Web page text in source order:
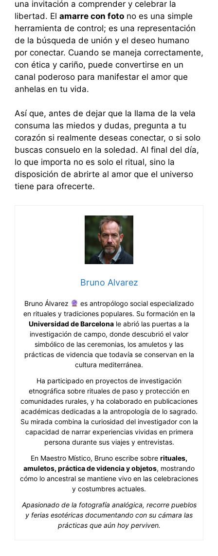
una invitación a comprender y celebrar la
libertad. El amarre con foto no es una simple
herramienta de control; es una representación
de la búsqueda de unión y el deseo humano
por conectar. Cuando se maneja correctamente,
con ética y cariño, puede convertirse en un
canal poderoso para manifestar el amor que
anhelas en tu vida.
Así que, antes de dejar que la llama de la vela
consuma las miedos y dudas, pregunta a tu
corazón si realmente deseas conectar, o si solo
buscas consuelo en la soledad. Al final del día,
lo que importa no es solo el ritual, sino la
disposición de abrirte al amor que el universo
tiene para ofrecerte.
Bruno Alvarez
Bruno Álvarez
es antropólogo social especializado
en rituales y tradiciones populares. Su formación en la
Universidad de Barcelona le abrió las puertas a la
investigación de campo, donde descubrió el valor
simbólico de las ceremonias, los amuletos y las
prácticas de videncia que todavía se conservan en la
cultura mediterránea.
Ha participado en proyectos de investigación
etnográfica sobre rituales de paso y protección en
comunidades rurales, y ha colaborado en publicaciones
académicas dedicadas a la antropología de lo sagrado.
Su mirada combina la curiosidad del investigador con la
capacidad de narrar experiencias vividas en primera
persona durante sus viajes y entrevistas.
En Maestro Místico, Bruno escribe sobre rituales,
amuletos, práctica de videncia y objetos, mostrando
cómo lo ancestral se mantiene vivo en las celebraciones
y costumbres actuales.
Apasionado de la fotografía analógica, recorre pueblos
y ferias esotéricas documentando con su cámara las
prácticas que aún hoy perviven.